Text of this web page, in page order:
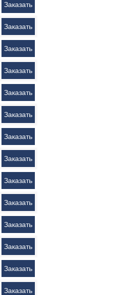
Заказать
Заказать
Заказать
Заказать
Заказать
Заказать
Заказать
Заказать
Заказать
Заказать
Заказать
Заказать
Заказать
Заказать